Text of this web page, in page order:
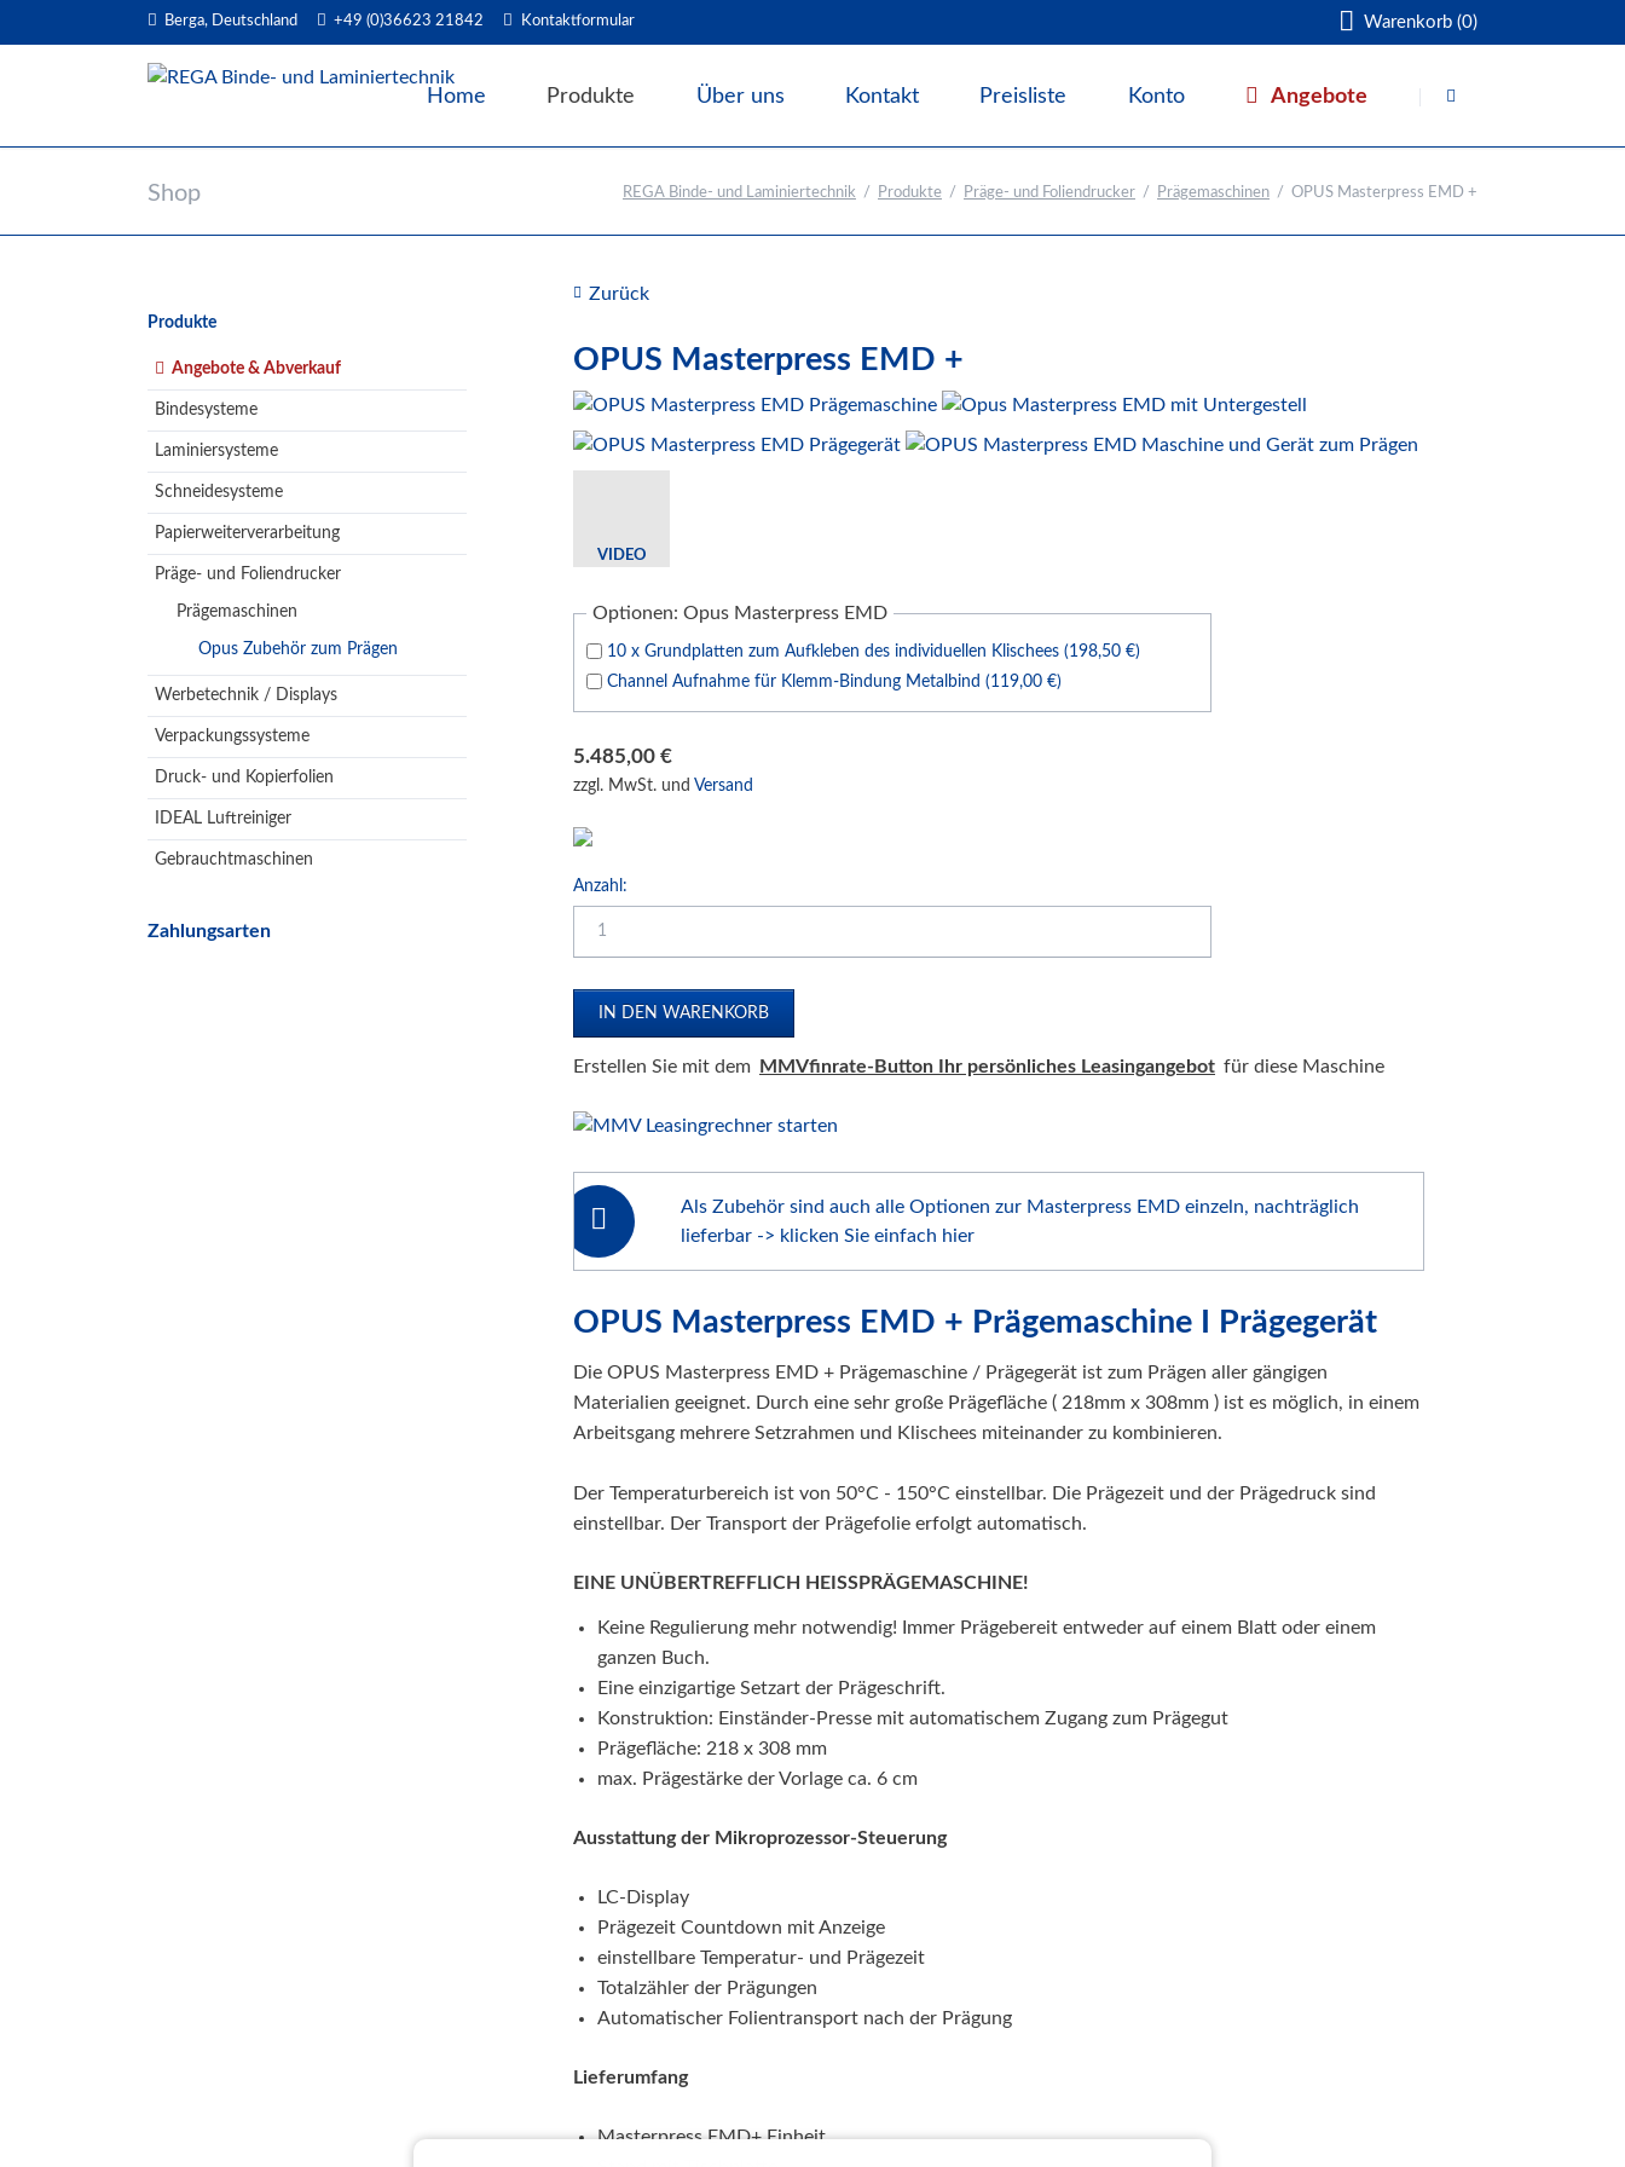
Berga, Deutschland +49 (0)36623 21842 Kontaktformular Warenkorb (0)
überspringen
Home Produkte
Bindesysteme
Präge- und Foliendrucker
Prägemaschinen
Opus Zubehör zum Prägen
Werbetechnik / Displays
Druck- und Kopierfolien
Gebrauchtmaschinen
Über uns Kontakt Preisliste Konto Angebote
Shop REGA Binde- und Laminiertechnik Produkte Präge- und Foliendrucker Prägemaschinen OPUS Masterpress EMD +
Zurück
OPUS Masterpress EMD +
VIDEO
Optionen: Opus Masterpress EMD
10 x Grundplatten zum Aufkleben des individuellen Klischees (198,50 €)
Channel Aufnahme für Klemm-Bindung Metalbind (119,00 €)
5.485,00 €
zzgl. MwSt. und Versand
Anzahl:
Erstellen Sie mit dem MMVfinrate-Button Ihr persönliches Leasingangebot für diese Maschine
Als Zubehör sind auch alle Optionen zur Masterpress EMD einzeln, nachträglich
lieferbar -> klicken Sie einfach hier
OPUS Masterpress EMD + Prägemaschine I Prägegerät
Die OPUS Masterpress EMD + Prägemaschine / Prägegerät ist zum Prägen aller gängigen
Materialien geeignet. Durch eine sehr große Prägefläche ( 218mm x 308mm ) ist es möglich, in einem
Arbeitsgang mehrere Setzrahmen und Klischees miteinander zu kombinieren.
Der Temperaturbereich ist von 50°C - 150°C einstellbar. Die Prägezeit und der Prägedruck sind
einstellbar. Der Transport der Prägefolie erfolgt automatisch.
EINE UNÜBERTREFFLICH HEISSPRÄGEMASCHINE!
Keine Regulierung mehr notwendig! Immer Prägebereit entweder auf einem Blatt oder einem
ganzen Buch.
Eine einzigartige Setzart der Prägeschrift.
Konstruktion: Einständer-Presse mit automatischem Zugang zum Prägegut
Prägefläche: 218 x 308 mm
max. Prägestärke der Vorlage ca. 6 cm
Ausstattung der Mikroprozessor-Steuerung
LC-Display
Prägezeit Countdown mit Anzeige
einstellbare Temperatur- und Prägezeit
Totalzähler der Prägungen
Automatischer Folientransport nach der Prägung
Lieferumfang
Masterpress EMD+ Einheit.
Navigation
Produkte
Angebote & Abverkauf
Bindesysteme
Laminiersysteme
Schneidesysteme
Papierweiterverarbeitung
Präge- und Foliendrucker
Prägemaschinen
Opus Zubehör zum Prägen
Werbetechnik / Displays
Verpackungssysteme
Druck- und Kopierfolien
IDEAL Luftreiniger
Gebrauchtmaschinen
Zahlungsarten